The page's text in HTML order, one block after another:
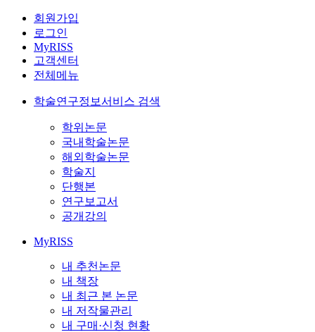
회원가입
로그인
MyRISS
고객센터
전체메뉴
학술연구정보서비스 검색
학위논문
국내학술논문
해외학술논문
학술지
단행본
연구보고서
공개강의
MyRISS
내 추천논문
내 책장
내 최근 본 논문
내 저작물관리
내 구매·신청 현황